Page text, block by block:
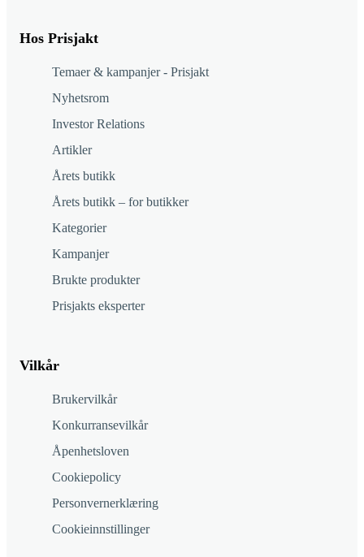
Hos Prisjakt
Temaer & kampanjer - Prisjakt
Nyhetsrom
Investor Relations
Artikler
Årets butikk
Årets butikk – for butikker
Kategorier
Kampanjer
Brukte produkter
Prisjakts eksperter
Vilkår
Brukervilkår
Konkurransevilkår
Åpenhetsloven
Cookiepolicy
Personvernerklæring
Cookieinnstillinger